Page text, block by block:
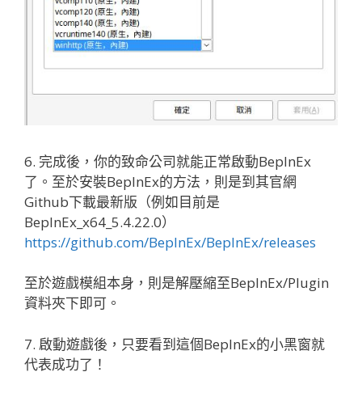
6. 完成後，你的致命公司就能正常啟動BepInEx
了。至於安裝BepInEx的方法，則是到其官網
Github下載最新版（例如目前是
BepInEx_x64_5.4.22.0）
https://github.com/BepInEx/BepInEx/releases
至於遊戲模組本身，則是解壓縮至BepInEx/Plugin
資料夾下即可。
7. 啟動遊戲後，只要看到這個BepInEx的小黑窗就
代表成功了！